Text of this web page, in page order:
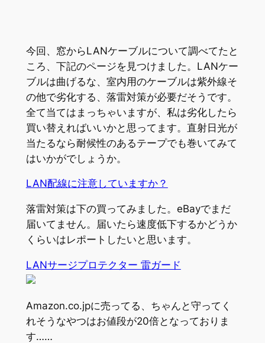
今回、窓からLANケーブルについて調べてたと
ころ、下記のページを見つけました。LANケー
ブルは曲げるな、室内用のケーブルは紫外線そ
の他で劣化する、落雷対策が必要だそうです。
全て当てはまっちゃいますが、私は劣化したら
買い替えればいいかと思ってます。直射日光が
当たるなら耐候性のあるテープでも巻いてみて
はいかがでしょうか。
LAN配線に注意していますか？
落雷対策は下の買ってみました。eBayでまだ
届いてません。届いたら速度低下するかどうか
くらいはレポートしたいと思います。
LANサージプロテクター 雷ガード
Amazon.co.jpに売ってる、ちゃんと守ってく
れそうなやつはお値段が20倍となっておりま
す……